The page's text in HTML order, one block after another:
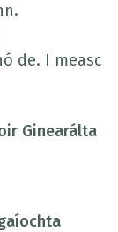
de. I measc
Ginearálta